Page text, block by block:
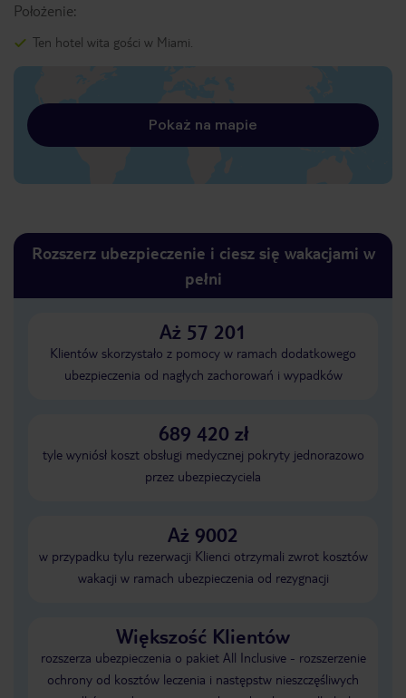
Położenie:
Ten hotel wita gości w Miami.
Pokaż na mapie
Rozszerz ubezpieczenie i ciesz się wakacjami w
pełni
Aż 57 201
Klientów skorzystało z pomocy w ramach dodatkowego
ubezpieczenia od nagłych zachorowań i wypadków
689 420 zł
tyle wyniósł koszt obsługi medycznej pokryty jednorazowo
przez ubezpieczyciela
Aż 9002
w przypadku tylu rezerwacji Klienci otrzymali zwrot kosztów
wakacji w ramach ubezpieczenia od rezygnacji
Większość Klientów
rozszerza ubezpieczenia o pakiet All Inclusive - rozszerzenie
ochrony od kosztów leczenia i następstw nieszczęśliwych